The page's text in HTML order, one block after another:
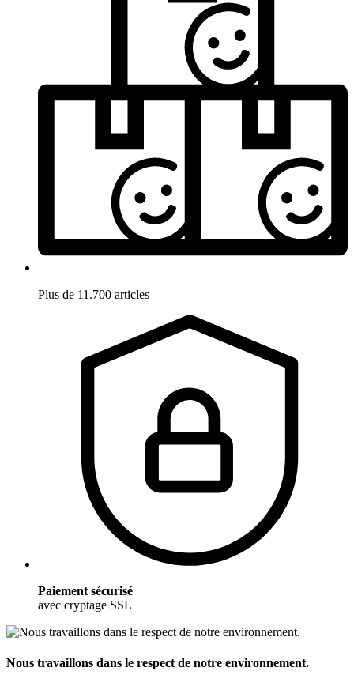
Plus de 11.700 articles
Paiement sécurisé
avec cryptage SSL
Nous travaillons dans le respect de notre environnement.